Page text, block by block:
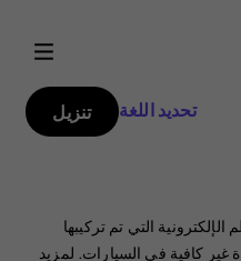
تحديد اللغة تنزيل
التي تم تركيبها
كافية في السيارات. ‏‫لمزيد